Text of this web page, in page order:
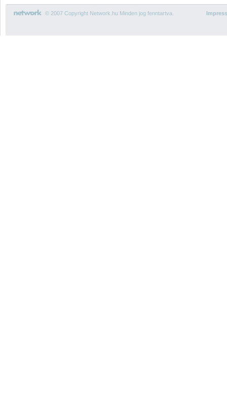
© 2007 Copyright Network.hu Minden jog fenntartva.